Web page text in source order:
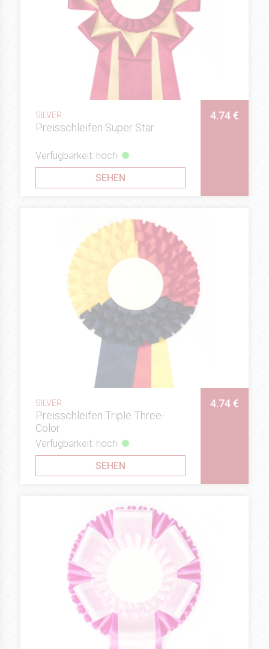
SILVER
Preisschleifen Super Star
4.74 €
Verfügbarkeit: hoch
SEHEN
SILVER
Preisschleifen Triple Three-
Color
4.74 €
Verfügbarkeit: hoch
SEHEN